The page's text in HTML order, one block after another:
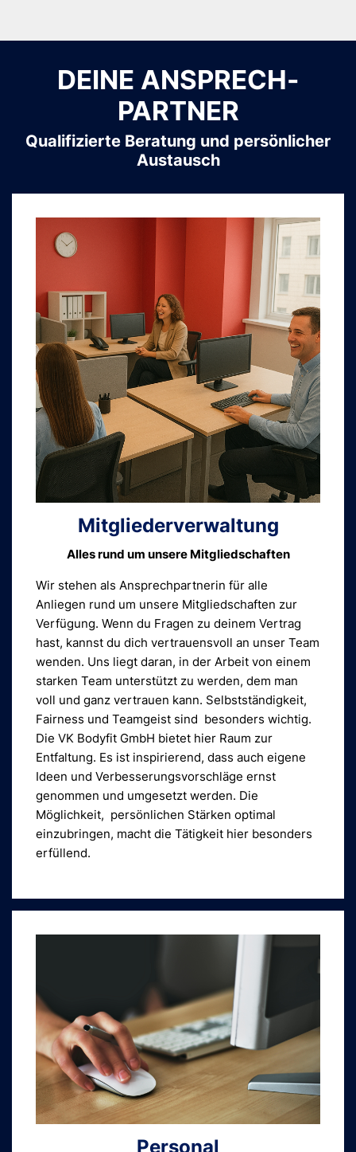
DEINE ANSPRECH­
PARTNER
Qualifizierte Beratung und persönlicher
Austausch
Mitgliederverwaltung
Alles rund um unsere Mitgliedschaften
Wir stehen als Ansprech­partnerin für alle
Anliegen rund um unsere Mitgliedschaften zur
Verfügung. Wenn du Fragen zu deinem Vertrag
hast, kannst du dich vertrauensvoll an unser Team
wenden. Uns liegt daran, in der Arbeit von einem
starken Team unterstützt zu werden, dem man
voll und ganz vertrauen kann. Selbstständigkeit,
Fairness und Teamgeist sind besonders wichtig.
Die VK Bodyfit GmbH bietet hier Raum zur
Entfaltung. Es ist inspirierend, dass auch eigene
Ideen und Verbesserungsvorschläge ernst
genommen und umgesetzt werden. Die
Möglichkeit, persönlichen Stärken optimal
einzubringen, macht die Tätigkeit hier besonders
erfüllend.
Personal